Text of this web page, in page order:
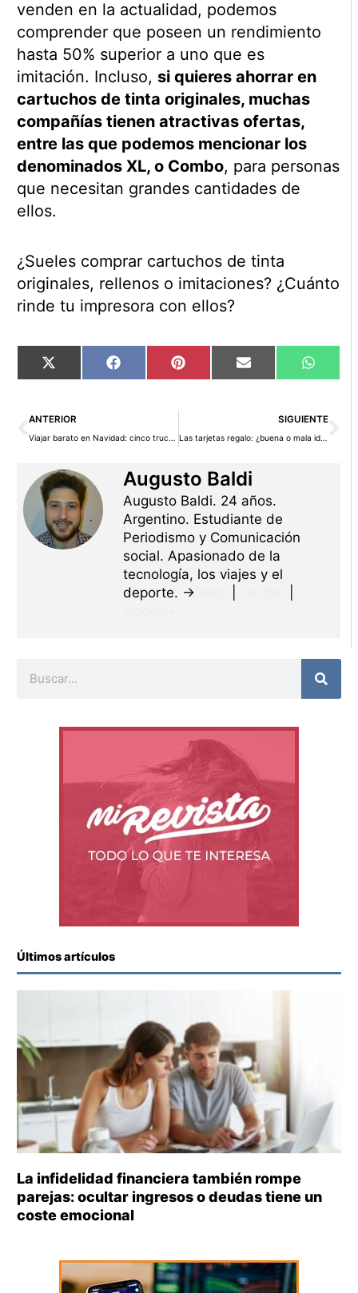
venden en la actualidad, podemos
comprender que poseen un rendimiento
hasta 50% superior a uno que es
imitación. Incluso, si quieres ahorrar en
cartuchos de tinta originales, muchas
compañías tienen atractivas ofertas,
entre las que podemos mencionar los
denominados XL, o Combo, para personas
que necesitan grandes cantidades de
ellos.
¿Sueles comprar cartuchos de tinta
originales, rellenos o imitaciones? ¿Cuánto
rinde tu impresora con ellos?
Compartir
en
X
(Twitter)
Compartir
en
Facebook Compartir
en
Pinterest Compartir
en
Email
en
Ant
ANTERIOR
Viajar barato en Navidad: cinco trucos infalibles
SIGUIENTE
Las tarjetas regalo: ¿buena o mala idea?
Augusto Baldi
Augusto Baldi. 24 años.
Argentino. Estudiante de
Periodismo y Comunicación
social. Apasionado de la
tecnología, los viajes y el
deporte. →
Últimos artículos
La infidelidad financiera también rompe
parejas: ocultar ingresos o deudas tiene un
coste emocional